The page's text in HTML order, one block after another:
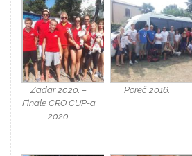
Zadar 2020. –
Finale CRO CUP-a
2020.
Poreč 2016.